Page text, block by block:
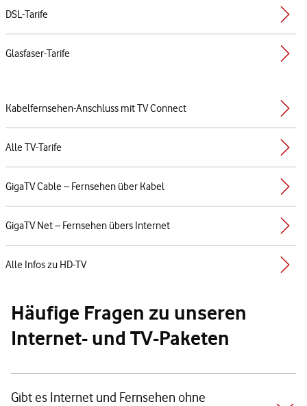
DSL-Tarife
Glasfaser-Tarife
Kabelfernsehen-Anschluss mit TV Connect
Alle TV-Tarife
GigaTV Cable – Fernsehen über Kabel
GigaTV Net – Fernsehen übers Internet
Alle Infos zu HD-TV
Häufige Fragen zu unseren
Internet- und TV-Paketen
Gibt es Internet und Fernsehen ohne